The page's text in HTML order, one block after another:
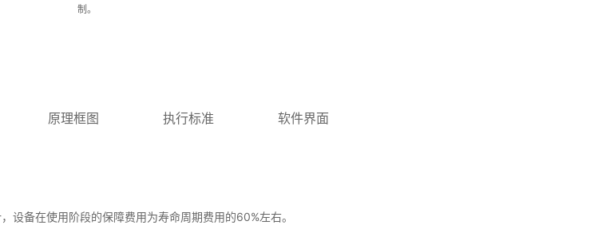
制。
原理框图 执行标准 软件界面
设备在使用阶段的保障费用为寿命周期费用的60%左右。